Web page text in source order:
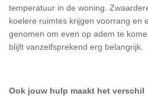
temperatuur in de woning.
koelere ruimtes krijgen voorrang en
genomen om even op adem te
blijft vanzelfsprekend erg belangrijk.
Ook jouw hulp maakt het verschil